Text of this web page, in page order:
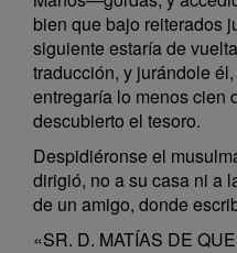
bien que bajo reiterados
siguiente estaría de
traducción, y jurándole
entregaría lo menos cien
descubierto el tesoro.
Despidiéronse el
dirigió, no a su casa ni a
de un amigo, donde
«SR. D. MATÍAS DE